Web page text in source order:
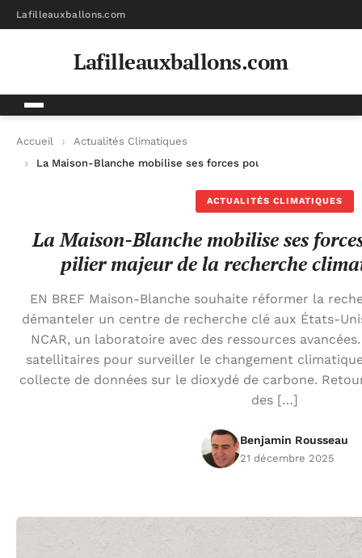
Lafilleauxballons.com
Lafilleauxballons.com
Accueil
Actualités Climatiques
La Maison-Blanche mobilise ses forces pour réformer un
ACTUALITÉS CLIMATIQUES
La Maison-Blanche mobilise ses
pilier majeur de la recherche
EN BREF Maison-Blanche souhaite réformer la
démanteler un centre de recherche clé aux États-
NCAR, un laboratoire avec des ressources
satellitaires pour surveiller le changement
collecte de données sur le dioxydé de carbone.
des […]
Benjamin Rousseau
21 décembre 2025